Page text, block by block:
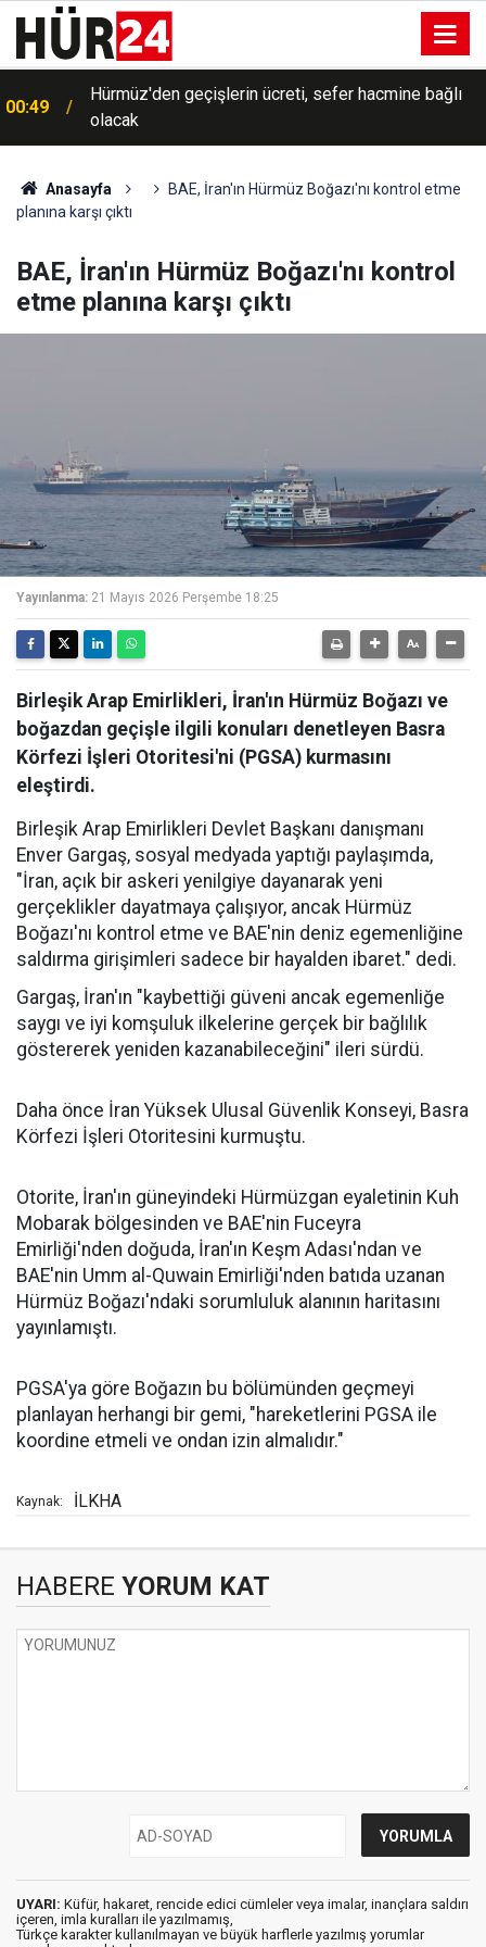
00:49
Hürmüz'den geçişlerin ücreti, sefer hacmine bağlı
olacak
Anasayfa
BAE, İran'ın Hürmüz Boğazı'nı kontrol etme
planına karşı çıktı
BAE, İran'ın Hürmüz Boğazı'nı kontrol
etme planına karşı çıktı
Yayınlanma: 21 Mayıs 2026 Perşembe 18:25
Birleşik Arap Emirlikleri, İran'ın Hürmüz Boğazı ve
boğazdan geçişle ilgili konuları denetleyen Basra
Körfezi İşleri Otoritesi'ni (PGSA) kurmasını
eleştirdi.
Birleşik Arap Emirlikleri Devlet Başkanı danışmanı
Enver Gargaş, sosyal medyada yaptığı paylaşımda,
"İran, açık bir askeri yenilgiye dayanarak yeni
gerçeklikler dayatmaya çalışıyor, ancak Hürmüz
Boğazı'nı kontrol etme ve BAE'nin deniz egemenliğine
saldırma girişimleri sadece bir hayalden ibaret." dedi.
Gargaş, İran'ın "kaybettiği güveni ancak egemenliğe
saygı ve iyi komşuluk ilkelerine gerçek bir bağlılık
göstererek yeniden kazanabileceğini" ileri sürdü.
Daha önce İran Yüksek Ulusal Güvenlik Konseyi, Basra
Körfezi İşleri Otoritesini kurmuştu.
Otorite, İran'ın güneyindeki Hürmüzgan eyaletinin Kuh
Mobarak bölgesinden ve BAE'nin Fuceyra
Emirliği'nden doğuda, İran'ın Keşm Adası'ndan ve
BAE'nin Umm al-Quwain Emirliği'nden batıda uzanan
Hürmüz Boğazı'ndaki sorumluluk alanının haritasını
yayınlamıştı.
PGSA'ya göre Boğazın bu bölümünden geçmeyi
planlayan herhangi bir gemi, "hareketlerini PGSA ile
koordine etmeli ve ondan izin almalıdır."
Kaynak: İLKHA
HABERE YORUM KAT
UYARI: Küfür, hakaret, rencide edici cümleler veya imalar, inançlara saldırı
içeren, imla kuralları ile yazılmamış,
Türkçe karakter kullanılmayan ve büyük harflerle yazılmış yorumlar